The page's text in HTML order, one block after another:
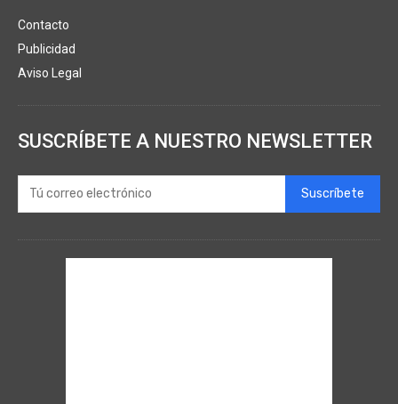
Contacto
Publicidad
Aviso Legal
SUSCRÍBETE A NUESTRO NEWSLETTER
Suscríbete